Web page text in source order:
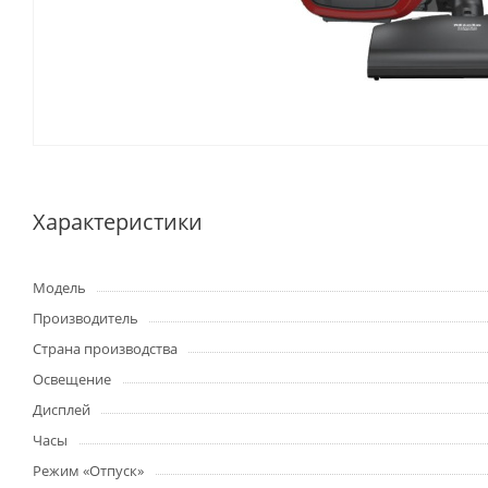
Характеристики
Модель
Производитель
Страна производства
Освещение
Дисплей
Часы
Режим «Отпуск»